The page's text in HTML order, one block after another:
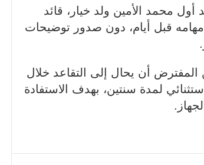
محمد الأمين ولد خيار، قائد
قبل أيام، دون صدور توضيحات
أن يحال إلى التقاعد خلال
لمدة سنتين، بهدف الاستفادة